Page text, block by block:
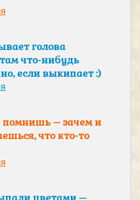
голова
что-нибудь
если выкипает :)
помнишь – зачем и
что кто-то